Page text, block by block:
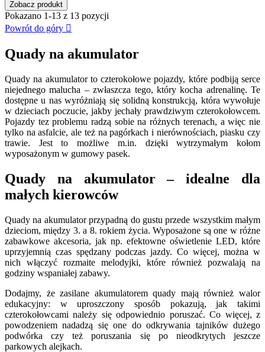
Zobacz produkt
Pokazano 1-13 z 13 pozycji
Powrót do góry 
Quady na akumulator
Quady na akumulator to czterokołowe pojazdy, które podbiją serce
niejednego malucha – zwłaszcza tego, który kocha adrenalinę. Te
dostępne u nas wyróżniają się solidną konstrukcją, która wywołuje
w dzieciach poczucie, jakby jechały prawdziwym czterokołowcem.
Pojazdy tez problemu radzą sobie na różnych terenach, a więc nie
tylko na asfalcie, ale też na pagórkach i nierównościach, piasku czy
trawie. Jest to możliwe m.in. dzięki wytrzymałym kołom
wyposażonym w gumowy pasek.
Quady na akumulator – idealne dla
małych kierowców
Quady na akumulator przypadną do gustu przede wszystkim małym
dzieciom, między 3. a 8. rokiem życia. Wyposażone są one w różne
zabawkowe akcesoria, jak np. efektowne oświetlenie LED, które
uprzyjemnią czas spędzany podczas jazdy. Co więcej, można w
nich włączyć rozmaite melodyjki, które również pozwalają na
godziny wspaniałej zabawy.
Dodajmy, że zasilane akumulatorem quady mają również walor
edukacyjny: w uproszczony sposób pokazują, jak takimi
czterokołowcami należy się odpowiednio poruszać. Co więcej, z
powodzeniem nadadzą się one do odkrywania tajników dużego
podwórka czy też poruszania się po nieodkrytych jeszcze
parkowych alejkach.